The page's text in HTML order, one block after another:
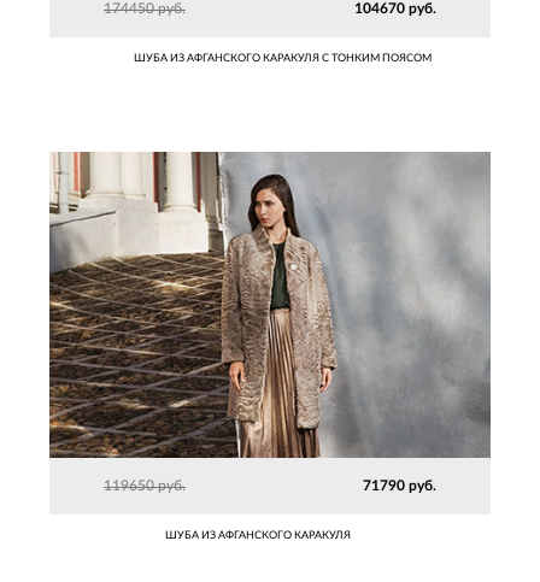
ШУБА ИЗ АФГАНСКОГО КАРАКУЛЯ С ТОНКИМ ПОЯСОМ
174450 руб. 104670 руб.
ШУБА ИЗ АФГАНСКОГО КАРАКУЛЯ
119650 руб. 71790 руб.